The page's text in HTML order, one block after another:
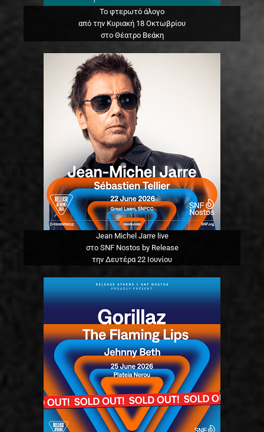
Το φτερωτό άλογο
από την Κυριακή 18 Οκτωβρίου
στο Θέατρο Βεάκη
Jean Michel Jarre live
στο SNF Nostos by Release
την Δευτέρα 22 Ιουνίου